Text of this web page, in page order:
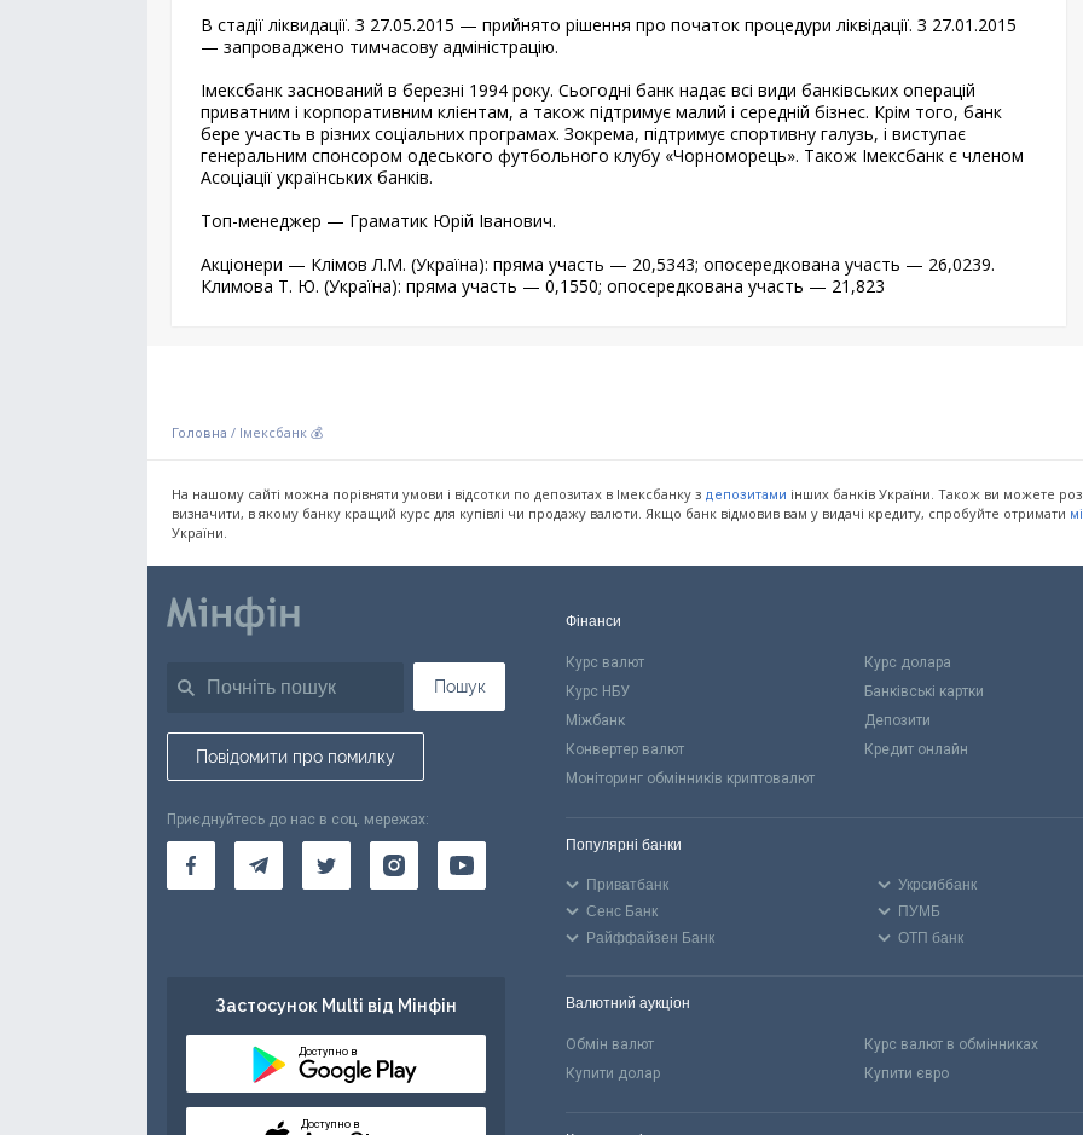
В стадії ліквидації. З 27.05.2015 — прийнято рішення про початок процедури ліквідації. З 27.01.2015
— запроваджено тимчасову адміністрацію.
Імексбанк заснований в березні 1994 року. Сьогодні банк надає всі види банківських операцій
приватним і корпоративним клієнтам, а також підтримує малий і середній бізнес. Крім того, банк
бере участь в різних соціальних програмах. Зокрема, підтримує спортивну галузь, і виступає
генеральним спонсором одеського футбольного клубу «Чорноморець». Також Імексбанк є членом
Асоціації українських банків.
Топ-менеджер — Граматик Юрій Іванович.
Акціонери — Клімов Л.М. (Україна): пряма участь — 20,5343; опосередкована участь — 26,0239.
Климова Т. Ю. (Україна): пряма участь — 0,1550; опосередкована участь — 21,823
Головна / Імексбанк 💰
На нашому сайті можна порівняти умови і відсотки по депозитах в Імексбанку з депозитами інших банків України. Також ви можете
визначити, в якому банку кращий курс для купівлі чи продажу валюти. Якщо банк відмовив вам у видачі кредиту, спробуйте отримати
України.
Пошук
Повідомити про помилку
Приєднуйтесь до нас в соц. мережах:
Застосунок Multi від Мінфін
Доступно в
Доступно в
Фінанси
Курс валют Курс долара
Курс НБУ
Банківські картки
Міжбанк
Депозити
Конвертер валют
Кредит онлайн
Моніторинг обмінників криптовалют
Популярні банки
Приватбанк Укрсиббанк
Сенс Банк
ПУМБ
Райффайзен Банк
ОТП банк
Валютний аукціон
Обмін валют Курс валют в обмінниках
Купити долар
Купити євро